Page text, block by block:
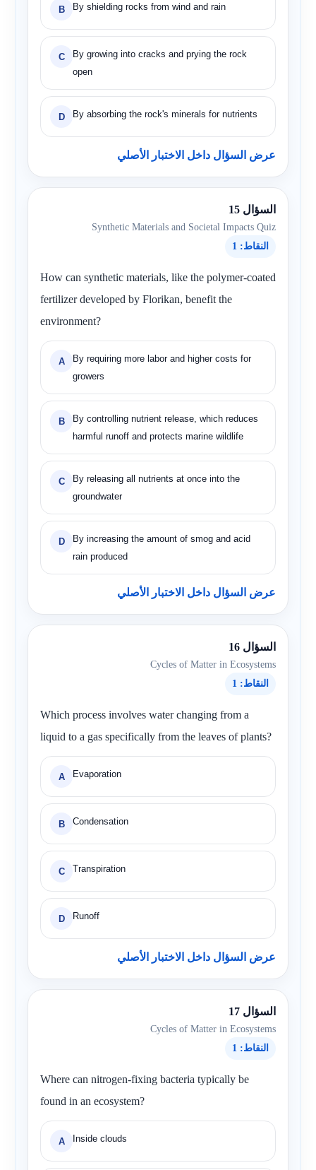
B By shielding rocks from wind and rain
C
By growing into cracks and prying the rock
open
D By absorbing the rock's minerals for nutrients
عرض السؤال داخل الاختبار الأصلي
السؤال 15
Synthetic Materials and Societal Impacts Quiz
النقاط: 1
How can synthetic materials, like the polymer-coated
fertilizer developed by Florikan, benefit the
environment?
A
By requiring more labor and higher costs for
growers
B
By controlling nutrient release, which reduces
harmful runoff and protects marine wildlife
C
By releasing all nutrients at once into the
groundwater
D
By increasing the amount of smog and acid
rain produced
عرض السؤال داخل الاختبار الأصلي
السؤال 16
Cycles of Matter in Ecosystems
النقاط: 1
Which process involves water changing from a
liquid to a gas specifically from the leaves of plants?
A Evaporation
B Condensation
C Transpiration
D Runoff
عرض السؤال داخل الاختبار الأصلي
السؤال 17
Cycles of Matter in Ecosystems
النقاط: 1
Where can nitrogen-fixing bacteria typically be
found in an ecosystem?
A Inside clouds